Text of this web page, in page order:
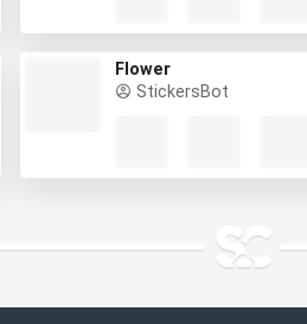
Flower
StickersBot